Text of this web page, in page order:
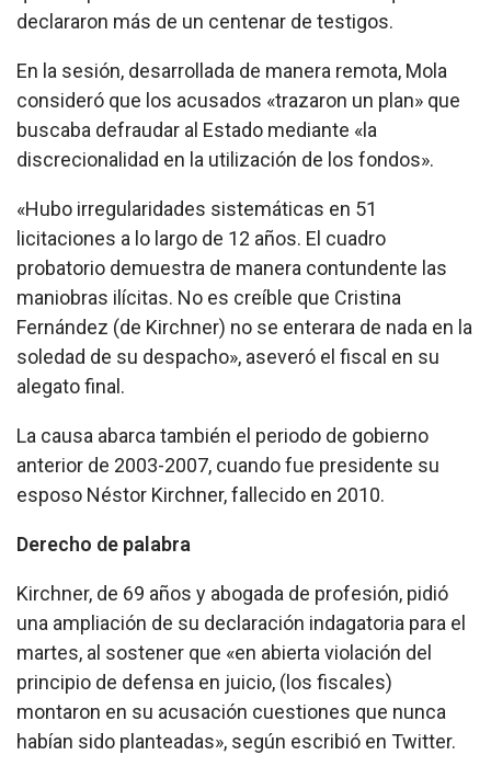
declararon más de un centenar de testigos.
En la sesión, desarrollada de manera remota, Mola
consideró que los acusados «trazaron un plan» que
buscaba defraudar al Estado mediante «la
discrecionalidad en la utilización de los fondos».
«Hubo irregularidades sistemáticas en 51
licitaciones a lo largo de 12 años. El cuadro
probatorio demuestra de manera contundente las
maniobras ilícitas. No es creíble que Cristina
Fernández (de Kirchner) no se enterara de nada en la
soledad de su despacho», aseveró el fiscal en su
alegato final.
La causa abarca también el periodo de gobierno
anterior de 2003-2007, cuando fue presidente su
esposo Néstor Kirchner, fallecido en 2010.
Derecho de palabra
Kirchner, de 69 años y abogada de profesión, pidió
una ampliación de su declaración indagatoria para el
martes, al sostener que «en abierta violación del
principio de defensa en juicio, (los fiscales)
montaron en su acusación cuestiones que nunca
habían sido planteadas», según escribió en Twitter.